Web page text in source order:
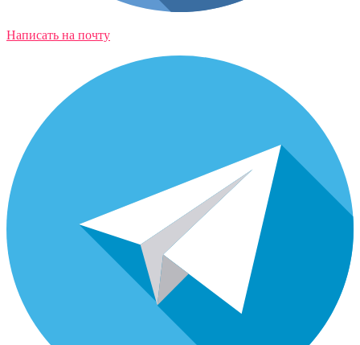
Написать на почту